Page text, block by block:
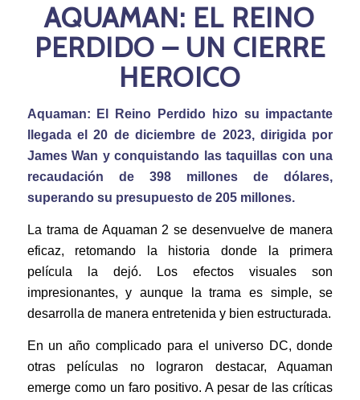
AQUAMAN: EL REINO
PERDIDO – UN CIERRE
HEROICO
Aquaman: El Reino Perdido hizo su impactante
llegada el 20 de diciembre de 2023, dirigida por
James Wan y conquistando las taquillas con una
recaudación de 398 millones de dólares,
superando su presupuesto de 205 millones.
La trama de Aquaman 2 se desenvuelve de manera
eficaz, retomando la historia donde la primera
película la dejó. Los efectos visuales son
impresionantes, y aunque la trama es simple, se
desarrolla de manera entretenida y bien estructurada.
En un año complicado para el universo DC, donde
otras películas no lograron destacar, Aquaman
emerge como un faro positivo. A pesar de las críticas